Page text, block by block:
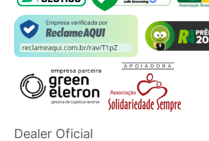
Dealer Oficial